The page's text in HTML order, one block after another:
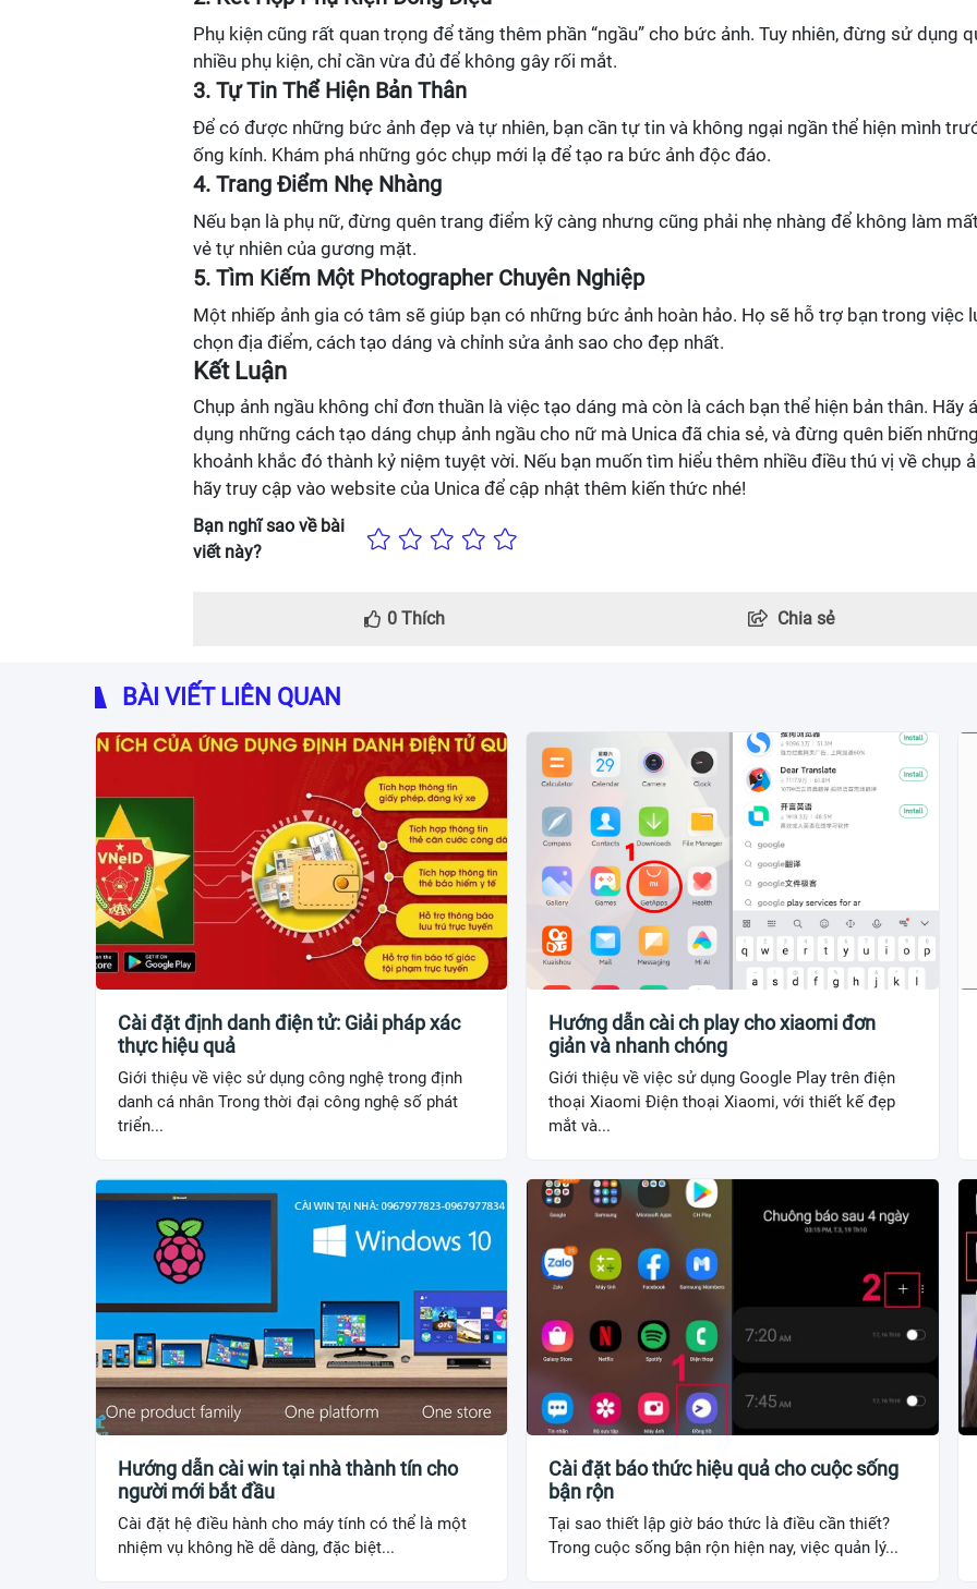
Phụ kiện cũng rất quan trọng để tăng thêm phần “ngầu” cho bức ảnh. Tuy nhiên, đừng sử dụng
nhiều phụ kiện, chỉ cần vừa đủ để không gây rối mắt.
3. Tự Tin Thể Hiện Bản Thân
Để có được những bức ảnh đẹp và tự nhiên, bạn cần tự tin và không ngại ngần thể hiện mình
ống kính. Khám phá những góc chụp mới lạ để tạo ra bức ảnh độc đáo.
4. Trang Điểm Nhẹ Nhàng
Nếu bạn là phụ nữ, đừng quên trang điểm kỹ càng nhưng cũng phải nhẹ nhàng để không làm
vẻ tự nhiên của gương mặt.
5. Tìm Kiếm Một Photographer Chuyên Nghiệp
Một nhiếp ảnh gia có tâm sẽ giúp bạn có những bức ảnh hoàn hảo. Họ sẽ hỗ trợ bạn trong việc
chọn địa điểm, cách tạo dáng và chỉnh sửa ảnh sao cho đẹp nhất.
Kết Luận
Chụp ảnh ngầu không chỉ đơn thuần là việc tạo dáng mà còn là cách bạn thể hiện bản thân. Hãy
dụng những cách tạo dáng chụp ảnh ngầu cho nữ mà Unica đã chia sẻ, và đừng quên biến những
khoảnh khắc đó thành kỷ niệm tuyệt vời. Nếu bạn muốn tìm hiểu thêm nhiều điều thú vị về chụp
hãy truy cập vào website của Unica để cập nhật thêm kiến thức nhé!
Bạn nghĩ sao về bài
viết này?
0Thích Chia sẻ
BÀI VIẾT LIÊN QUAN
Cài đặt định danh điện tử: Giải pháp xác
thực hiệu quả
Giới thiệu về việc sử dụng công nghệ trong định
danh cá nhân Trong thời đại công nghệ số phát
triển...
Hướng dẫn cài ch play cho xiaomi đơn
giản và nhanh chóng
Giới thiệu về việc sử dụng Google Play trên điện
thoại Xiaomi Điện thoại Xiaomi, với thiết kế đẹp
mắt và...
Hướng dẫn cài win tại nhà thành tín cho
người mới bắt đầu
Cài đặt hệ điều hành cho máy tính có thể là một
nhiệm vụ không hề dễ dàng, đặc biệt...
Cài đặt báo thức hiệu quả cho cuộc sống
bận rộn
Tại sao thiết lập giờ báo thức là điều cần thiết?
Trong cuộc sống bận rộn hiện nay, việc quản lý...